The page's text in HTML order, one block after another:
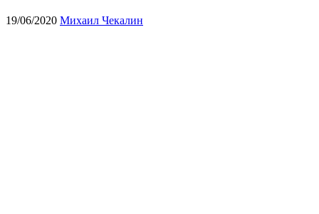
19/06/2020 Михаил Чекалин